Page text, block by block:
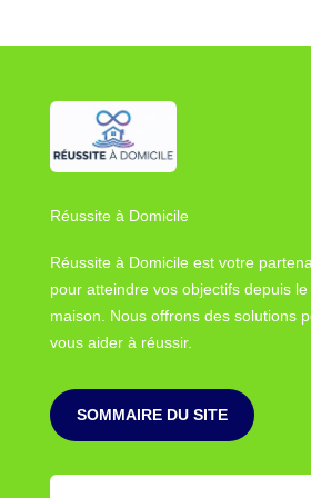
Réussite à Domicile
Réussite à Domicile est votre
pour atteindre vos objectifs depuis
maison. Nous offrons des solutions
vous aider à réussir.
SOMMAIRE DU SITE